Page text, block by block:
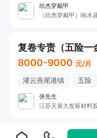
欣杰穿戴甲
（欣杰穿戴甲）响水
复卷专责（五险一
8000-9000 元/月
灌云燕尾港镇 五险
张先生
江苏天展大发新材料